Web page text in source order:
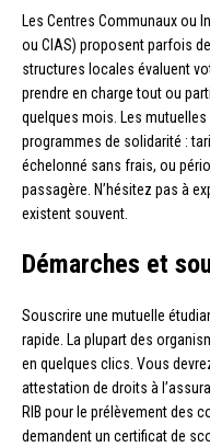
Les Centres Communaux ou
ou CIAS) proposent parfois
structures locales évaluent
prendre en charge tout ou
quelques mois. Les
programmes de solidarité :
échelonné sans frais, ou
passagère. N’hésitez pas à
existent souvent.
Démarches et
Souscrire une mutuelle
rapide. La plupart des
en quelques clics. Vous
attestation de droits à
RIB pour le prélèvement des
demandent un certificat de